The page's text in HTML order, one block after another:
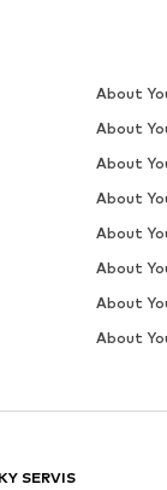
SERVIS
About
About
About
About
About
About
About
About